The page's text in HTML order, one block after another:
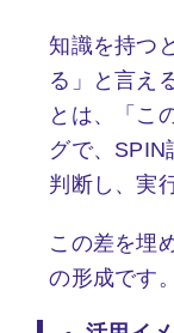
知識を持つ
る」と言え
とは、「こ
グで、SPIN
判断し、実
この差を埋
の形成です。